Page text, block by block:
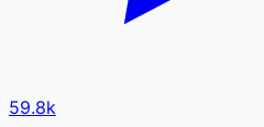
59.8k